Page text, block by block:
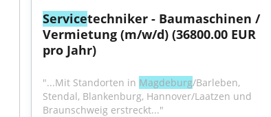
Servicetechniker - Baumaschinen /
Vermietung (m/w/d) (36800.00 EUR
pro Jahr)
"...Mit Standorten in Magdeburg/Barleben,
Stendal, Blankenburg, Hannover/Laatzen und
Braunschweig erstreckt..."